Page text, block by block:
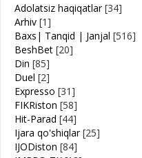
Adolatsiz haqiqatlar [34]
Arhiv [1]
Baxs| Tanqid | Janjal [516]
BeshBet [20]
Din [85]
Duel [2]
Expresso [31]
FIKRiston [58]
Hit-Parad [44]
Ijara qo'shiqlar [25]
IJODiston [84]